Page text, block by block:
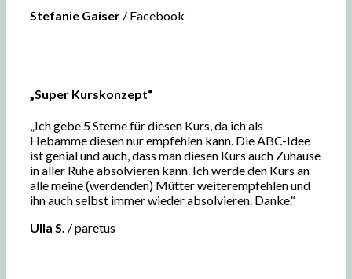
Stefanie Gaiser / Facebook
„Super Kurskonzept“
„Ich gebe 5 Sterne für diesen Kurs, da ich als
Hebamme diesen nur empfehlen kann. Die ABC-Idee
ist genial und auch, dass man diesen Kurs auch Zuhause
in aller Ruhe absolvieren kann. Ich werde den Kurs an
alle meine (werdenden) Mütter weiterempfehlen und
ihn auch selbst immer wieder absolvieren. Danke.“
Ulla S. /paretus